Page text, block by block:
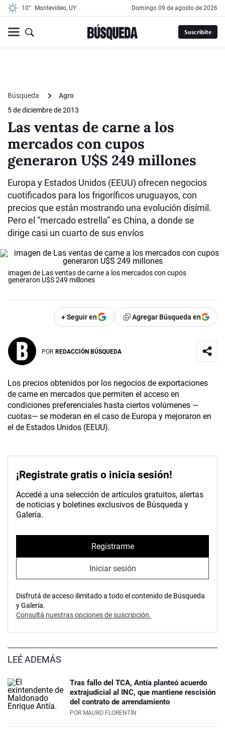
10° Montevideo, UY domingo 09 de agosto de 2026
Suscribite
Búsqueda
Agro
5 de diciembre de 2013
Las ventas de carne a los
mercados con cupos
generaron U$S 249 millones
Europa y Estados Unidos (EEUU) ofrecen negocios
cuotificados para los frigoríficos uruguayos, con
precios que están mostrando una evolución disímil.
Pero el “mercado estrella” es China, a donde se
dirige casi un cuarto de sus envíos
imagen de Las ventas de carne a los mercados con cupos
generaron U$S 249 millones
+ Seguir en Agregar Búsqueda en
POR REDACCIÓN BÚSQUEDA
Los precios obtenidos por los negocios de exportaciones
de carne en mercados que permiten el acceso en
condiciones preferenciales hasta ciertos volúmenes —
cuotas— se moderan en el caso de Europa y mejoraron en
el de Estados Unidos (EEUU).
¡Registrate gratis o inicia sesión!
Accedé a una selección de artículos gratuitos, alertas
de noticias y boletines exclusivos de Búsqueda y
Galería.
Registrarme
Iniciar sesión
Disfrutá de acceso ilimitado a todo el contenido de Búsqueda
y Galería.
Consultá nuestras opciones de suscripción.
LEÉ ADEMÁS
Tras fallo del TCA, Antía planteó acuerdo
extrajudicial al INC, que mantiene rescisión
del contrato de arrendamiento
POR MAURO FLORENTÍN